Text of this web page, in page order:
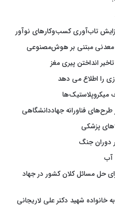
تاب‌آوری کسب‌وکارهای نوآور
معدنی مبتنی بر هوش‌مصنوعی
انداختن پیری مغز
را اطلاع می دهد
میکروپلاستیک‌ها
فناورانه جهاددانشگاهی
آب
حل مسائل کلان کشور در جهاد
خانواده شهید دکتر علی لاریجانی